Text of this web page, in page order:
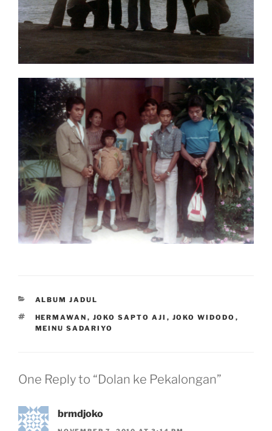
CATEGORIES
ALBUM JADUL
TAGS
HERMAWAN , JOKO SAPTO AJI , JOKO WIDODO ,
MEINU SADARIYO
One Reply to “Dolan ke Pekalongan”
brmdjoko